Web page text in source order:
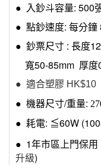
● 入鈔斗容量: 500
● 點鈔速度: 每分鐘
● 鈔票尺寸 : 長度
寬50-85mm 厚度
● 適合塑膠 HK$10
● 機器尺寸/重量:
● 耗電: ≦60W
● 1年市區上門保用
升級)